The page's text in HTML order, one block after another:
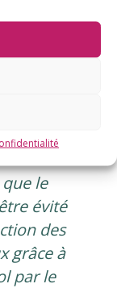
planète.
:
victimes du
meilleure
le
évité
des
grâce à
par le